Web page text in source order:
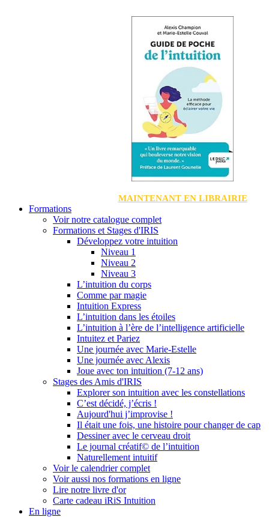
MAINTENANT EN LIBRAIRIE
Formations
Voir notre catalogue complet
Formations et Stages d'IRIS
Développez votre intuition
Niveau 1
Niveau 2
Niveau 3
L’intuition du corps
Comme par magie
Intuition Express
L’intuition dans les étoiles
L’intuition à l’ère de l’intelligence artificielle
Intuitez et Pariez
Une journée avec Marie-Estelle
Une journée avec Alexis
Joue avec ton intuition (7-12 ans)
Stages des Amis d'IRIS
Explorer son intuition avec les constellations
C’est décidé, j’écris !
Aujourd'hui j’improvise !
Il était une fois, une histoire pour changer de cap
Dessiner avec le cerveau droit
Le journal créatif© de l’intuition
Naturellement intuitif
Voir le calendrier complet
Voir aussi nos formations en ligne
Lire notre livre d'or
Carte cadeau iRiS Intuition
En ligne